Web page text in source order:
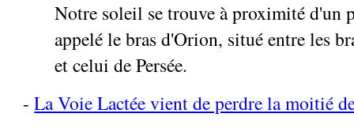
Notre soleil se trouve à proximité d'un
appelé le bras d'Orion, situé entre les
et celui de Persée.
-La Voie Lactée vient de perdre la moitié